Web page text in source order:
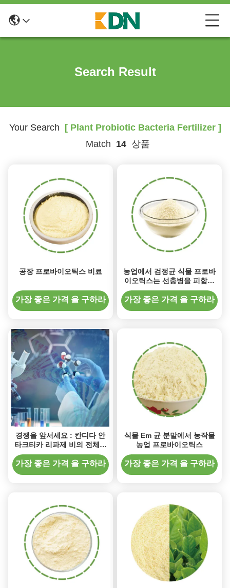
Search Result
Your Search [ Plant Probiotic Bacteria Fertilizer ]
Match 14상품
공장 프로바이오틱스 비료
가장 좋은 가격 을 구하라
농업에서 검정균 식물 프로바
이오틱스는 선충병을 피합니
다
가장 좋은 가격 을 구하라
경쟁을 앞서세요 : 칸디다 안
타크티카 리파제 비의 전체적
인 잠재력을 이용하기
가장 좋은 가격 을 구하라
식물 Em 균 분말에서 농작물
농업 프로바이오틱스
가장 좋은 가격 을 구하라